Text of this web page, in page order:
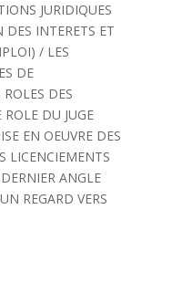
JURIDIQUES
INTERETS ET
/ LES
DE
DES
DU JUGE
EN OEUVRE DES
LICENCIEMENTS
ANGLE
REGARD VERS